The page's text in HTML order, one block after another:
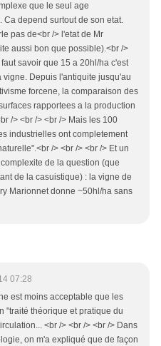
que le seul age
depend surtout de son etat.
pas de<br /> l'etat de Mr
aussi bon que possible).<br />
savoir que 15 a 20hl/ha c'est
Depuis l'antiquite jusqu'au
forcene, la comparaison des
rapportees a la production
/> <br /> <br /> Mais les 100
industrielles ont completement
/> <br /> <br /> Et un
de la question (que
de la casuistique) : la vigne de
Marionnet donne ~50hl/ha sans
07:28
est moins acceptable que les
"traité théorique et pratique du
<br /> <br /> <br /> Dans
on m'a expliqué que de façon